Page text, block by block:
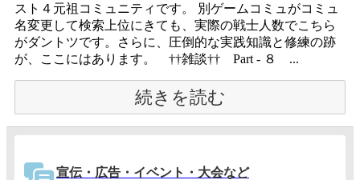
スト４元祖コミュニティです。 別ゲームコミュがコミュ
名変更して検索上位にきても、実際の戦士人数でこちら
がダントツです。さらに、圧倒的な実践知識と修練の跡
が、ここにはあります。 ††雑談†† Part - ８ ...
続きを読む
宣伝・広告・イベント・大会など